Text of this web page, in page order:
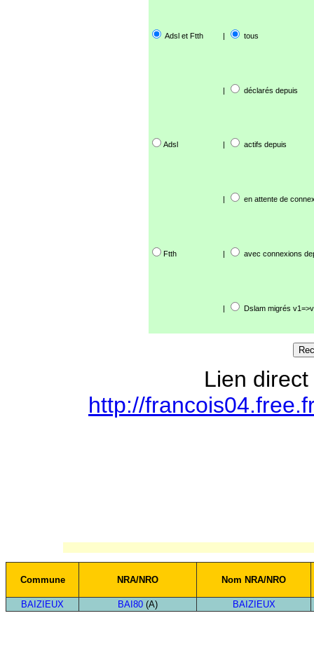
Adsl et Ftth | tous
| déclarés depuis
Adsl | actifs depuis
| en attente de
Ftth | avec connexions
| Dslam migrés
Lien
http://
Commune NRA/NRO Nom NRA/NRO
BAIZIEUX BAI80 (A) BAIZIEUX